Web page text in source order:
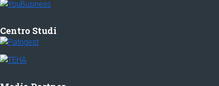
Centro Studi